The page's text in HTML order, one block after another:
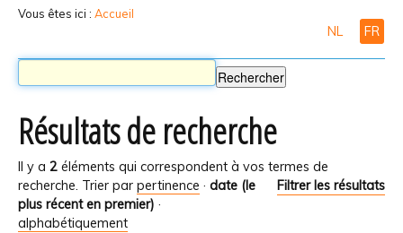
Vous êtes ici : Accueil
NL FR
Résultats de recherche
Il y a 2 éléments qui correspondent à vos termes de
recherche.
Filtrer les résultats
Trier par pertinence · date (le
plus récent en premier) ·
alphabétiquement